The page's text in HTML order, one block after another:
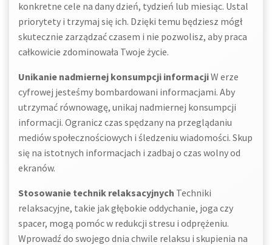
konkretne cele na dany dzień, tydzień lub miesiąc. Ustal
priorytety i trzymaj się ich. Dzięki temu będziesz mógł
skutecznie zarządzać czasem i nie pozwolisz, aby praca
całkowicie zdominowała Twoje życie.
Unikanie nadmiernej konsumpcji informacjiW erze
cyfrowej jesteśmy bombardowani informacjami. Aby
utrzymać równowagę, unikaj nadmiernej konsumpcji
informacji. Ogranicz czas spędzany na przeglądaniu
mediów społecznościowych i śledzeniu wiadomości. Skup
się na istotnych informacjach i zadbaj o czas wolny od
ekranów.
Stosowanie technik relaksacyjnych Techniki
relaksacyjne, takie jak głębokie oddychanie, joga czy
spacer, mogą pomóc w redukcji stresu i odprężeniu.
Wprowadź do swojego dnia chwile relaksu i skupienia na